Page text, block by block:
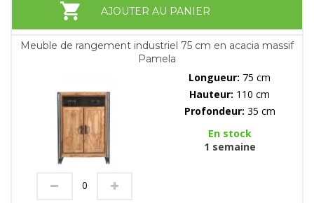
AJOUTER AU PANIER
Meuble de rangement industriel 75 cm en acacia massif
Pamela
Longueur: 75 cm
Hauteur: 110 cm
Profondeur: 35 cm
En stock
1 semaine